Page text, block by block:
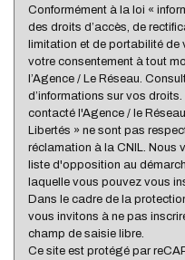
Conformément à la loi «
des droits d’accès, de
limitation et de portabilité de
votre consentement à tout
l’Agence / Le Réseau.
d’informations sur vos
contacté l'Agence / le
Libertés » ne sont pas
réclamation à la CNIL. Nous
liste d'opposition au
laquelle vous pouvez vous
Dans le cadre de la
vous invitons à ne pas
champ de saisie libre.
Ce site est protégé par